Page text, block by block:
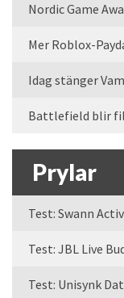
Nordic Game
Mer Roblox-
Idag stänger
Battlefield blir
Prylar
Test: Swann
Test: JBL Live
Test: Unisynk